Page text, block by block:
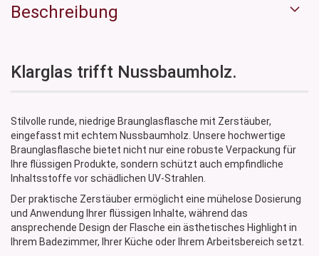
Beschreibung
Klarglas trifft Nussbaumholz.
Stilvolle runde, niedrige Braunglasflasche mit Zerstäuber,
eingefasst mit echtem Nussbaumholz. Unsere hochwertige
Braunglasflasche bietet nicht nur eine robuste Verpackung für
Ihre flüssigen Produkte, sondern schützt auch empfindliche
Inhaltsstoffe vor schädlichen UV-Strahlen.
Der praktische Zerstäuber ermöglicht eine mühelose Dosierung
und Anwendung Ihrer flüssigen Inhalte, während das
ansprechende Design der Flasche ein ästhetisches Highlight in
Ihrem Badezimmer, Ihrer Küche oder Ihrem Arbeitsbereich setzt.